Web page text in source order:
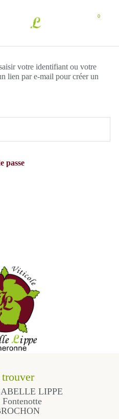
votre identifiant ou votre
lien par e-mail pour créer un
passe
LIPPE
Fontenotte